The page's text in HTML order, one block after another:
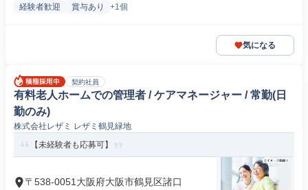
経験者歓迎 賞与あり +1個
気になる
契約社員
有料老人ホームでの管理者 / ケアマネージャー / 常勤(日
勤のみ)
株式会社レザミ レザミ鶴見緑地
【未経験者も応募可】
〒538-0051大阪府大阪市鶴見区諸口